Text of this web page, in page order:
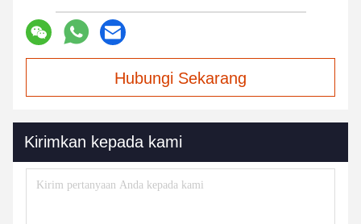
Hubungi Sekarang
Kirimkan kepada kami